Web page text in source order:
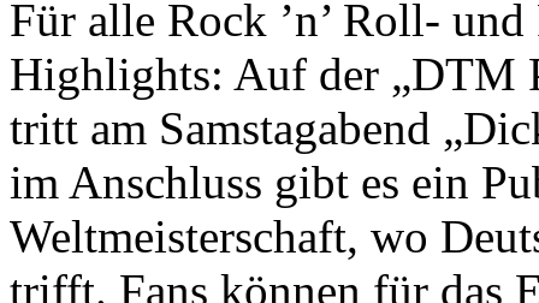
Für alle Rock ’n’ Roll-
Highlights: Auf der „DTM
tritt am Samstagabend
im Anschluss gibt es ein
Weltmeisterschaft, wo
trifft. Fans können für das